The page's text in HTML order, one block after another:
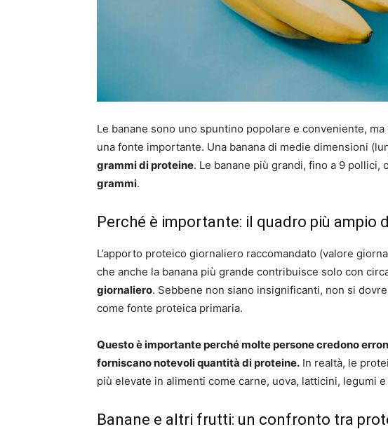
Le banane sono uno spuntino popolare e conveniente,
una fonte importante. Una banana di medie dimensioni
grammi di proteine. Le banane più grandi, fino a 9
grammi.
Perché è importante: il quadro più ampio
L’apporto proteico giornaliero raccomandato (valore
che anche la banana più grande contribuisce solo con
giornaliero. Sebbene non siano insignificanti, non si
come fonte proteica primaria.
Questo è importante perché molte persone credono
forniscano notevoli quantità di proteine. In realtà, le
più elevate in alimenti come carne, uova, latticini, legumi e
Banane e altri frutti: un confronto tra